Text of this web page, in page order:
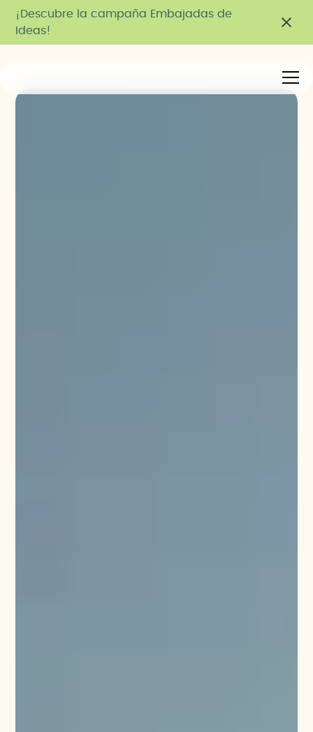
¡Descubre la campaña Embajadas de
Ideas!